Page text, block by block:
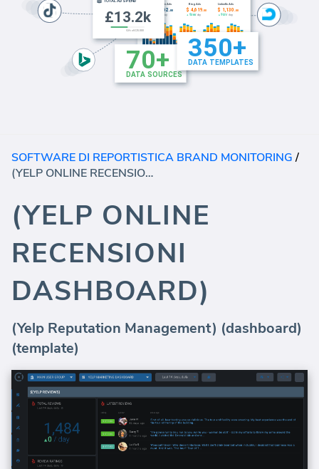
SOFTWARE DI REPORTISTICA BRAND MONITORING/
(YELP ONLINE RECENSIONI DASHBOARD)
(YELP ONLINE
RECENSIONI
DASHBOARD)
(Yelp Reputation Management) (dashboard)
(template)